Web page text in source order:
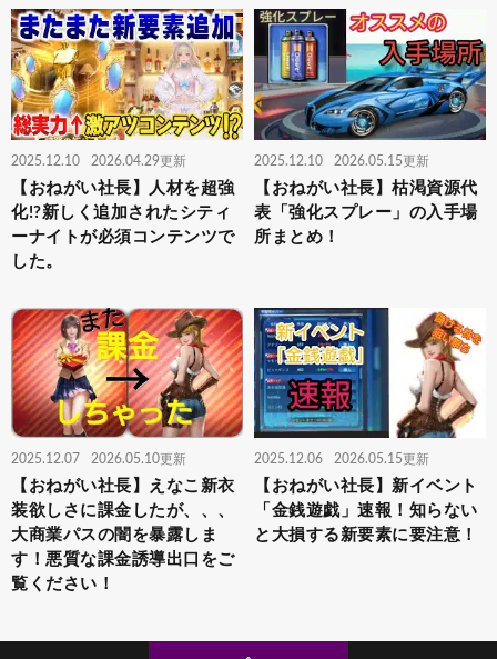
2025.12.10 2026.04.29更新
【おねがい社長】人材を超強
化!?新しく追加されたシティ
ーナイトが必須コンテンツで
した。
2025.12.10 2026.05.15更新
【おねがい社長】枯渇資源代
表「強化スプレー」の入手場
所まとめ！
2025.12.07 2026.05.10更新
【おねがい社長】えなこ新衣
装欲しさに課金したが、、、
大商業パスの闇を暴露しま
す！悪質な課金誘導出口をご
覧ください！
2025.12.06 2026.05.15更新
【おねがい社長】新イベント
「金銭遊戯」速報！知らない
と大損する新要素に要注意！